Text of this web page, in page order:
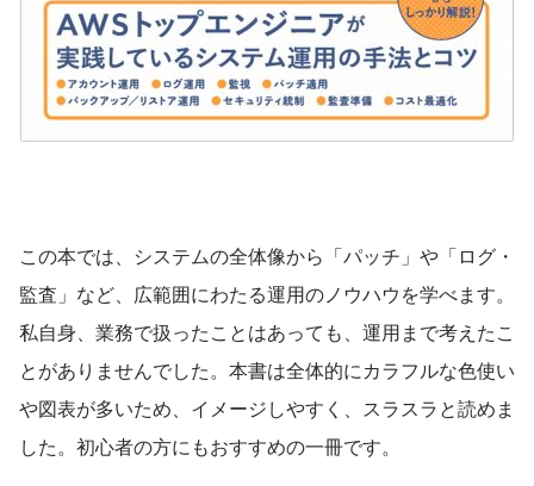
この本では、システムの全体像から「パッチ」や「ログ・
監査」など、広範囲にわたる運用のノウハウを学べます。
私自身、業務で扱ったことはあっても、運用まで考えたこ
とがありませんでした。本書は全体的にカラフルな色使い
や図表が多いため、イメージしやすく、スラスラと読めま
した。初心者の方にもおすすめの一冊です。